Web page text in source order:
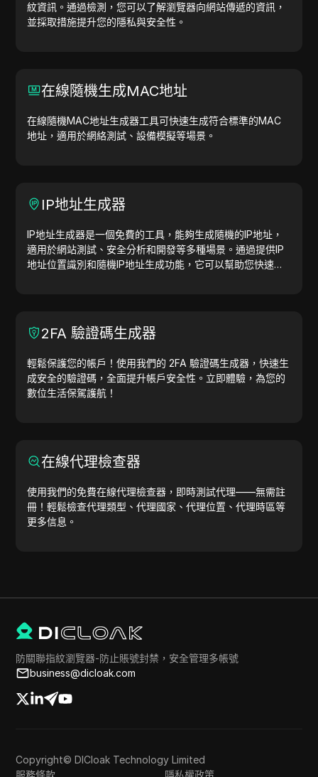
紋資訊。通過檢測，您可以了解瀏覽器向網站傳遞的資訊，
並採取措施提升您的隱私與安全性。
在線隨機生成MAC地址
在線隨機MAC地址生成器工具可快速生成符合標準的MAC
地址，適用於網絡測試、設備模擬等場景。
IP地址生成器
IP地址生成器是一個免費的工具，能夠生成隨機的IP地址，
適用於網站測試、安全分析和開發等多種場景。通過提供IP
地址位置識別和隨機IP地址生成功能，它可以幫助您快速生
2FA 驗證碼生成器
輕鬆保護您的帳戶！使用我們的 2FA 驗證碼生成器，快速生
成安全的驗證碼，全面提升帳戶安全性。立即體驗，為您的
數位生活保駕護航！
在線代理檢查器
使用我們的免費在線代理檢查器，即時測試代理——無需註
冊！輕鬆檢查代理類型、代理國家、代理位置、代理時區等
更多信息。
防關聯指紋瀏覽器-防止賬號封禁，安全管理多帳號
business@dicloak.com
Copyright© DICloak Technology Limited
服務條款
隱私權政策